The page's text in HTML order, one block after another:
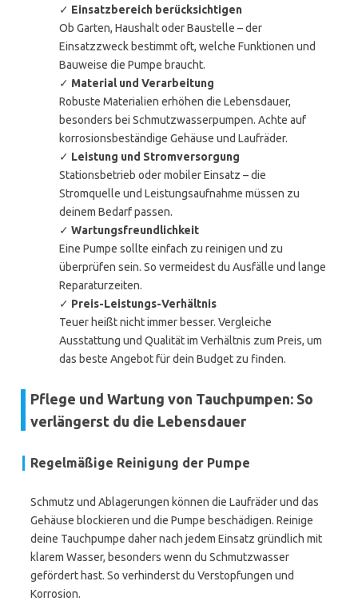
✓ Einsatzbereich berücksichtigen
Ob Garten, Haushalt oder Baustelle – der
Einsatzzweck bestimmt oft, welche Funktionen und
Bauweise die Pumpe braucht.
✓ Material und Verarbeitung
Robuste Materialien erhöhen die Lebensdauer,
besonders bei Schmutzwasserpumpen. Achte auf
korrosionsbeständige Gehäuse und Laufräder.
✓ Leistung und Stromversorgung
Stationsbetrieb oder mobiler Einsatz – die
Stromquelle und Leistungsaufnahme müssen zu
deinem Bedarf passen.
✓ Wartungsfreundlichkeit
Eine Pumpe sollte einfach zu reinigen und zu
überprüfen sein. So vermeidest du Ausfälle und lange
Reparaturzeiten.
✓ Preis-Leistungs-Verhältnis
Teuer heißt nicht immer besser. Vergleiche
Ausstattung und Qualität im Verhältnis zum Preis, um
das beste Angebot für dein Budget zu finden.
Pflege und Wartung von Tauchpumpen: So
verlängerst du die Lebensdauer
Regelmäßige Reinigung der Pumpe
Schmutz und Ablagerungen können die Laufräder und das
Gehäuse blockieren und die Pumpe beschädigen. Reinige
deine Tauchpumpe daher nach jedem Einsatz gründlich mit
klarem Wasser, besonders wenn du Schmutzwasser
gefördert hast. So verhinderst du Verstopfungen und
Korrosion.